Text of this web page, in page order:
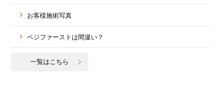
お客様施術写真
ベジファーストは間違い？
一覧はこちら